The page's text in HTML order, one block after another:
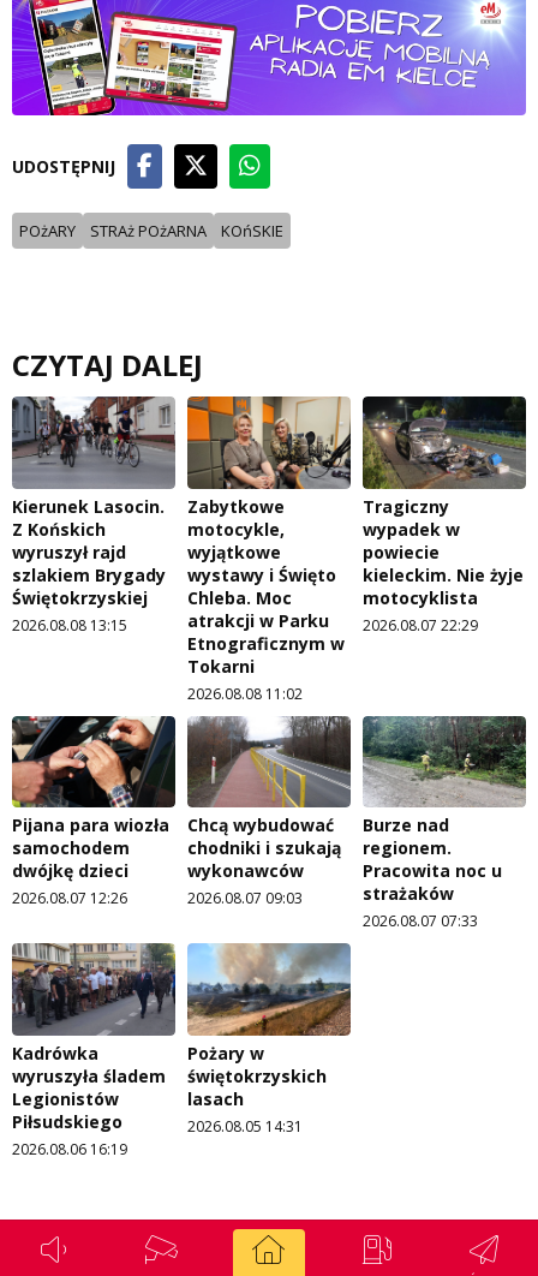
UDOSTĘPNIJ
POżARY STRAż POżARNA KOńSKIE
CZYTAJ DALEJ
Kierunek Lasocin.
Z Końskich
wyruszył rajd
szlakiem Brygady
Świętokrzyskiej
2026.08.08 13:15
Zabytkowe
motocykle,
wyjątkowe
wystawy i Święto
Chleba. Moc
atrakcji w Parku
Etnograficznym w
Tokarni
2026.08.08 11:02
Tragiczny
wypadek w
powiecie
kieleckim. Nie żyje
motocyklista
2026.08.07 22:29
Pijana para wiozła
samochodem
dwójkę dzieci
2026.08.07 12:26
Chcą wybudować
chodniki i szukają
wykonawców
2026.08.07 09:03
Burze nad
regionem.
Pracowita noc u
strażaków
2026.08.07 07:33
Kadrówka
wyruszyła śladem
Legionistów
Piłsudskiego
2026.08.06 16:19
Pożary w
świętokrzyskich
lasach
2026.08.05 14:31